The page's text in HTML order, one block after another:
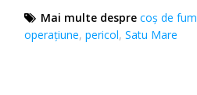
Mai multe despre coș de fum
operațiune,pericol,Satu Mare